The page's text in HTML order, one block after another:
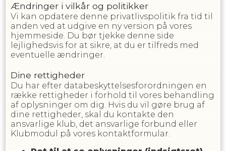
Ændringer i vilkår og politikker
Vi kan opdatere denne privatlivspolitik fra tid til
anden ved at udgive en ny version på vores
hjemmeside. Du bør tjekke denne side
lejlighedsvis for at sikre, at du er tilfreds med
eventuelle ændringer.
Dine rettigheder
Du har efter databeskyttelsesforordningen en
række rettigheder i forhold til vores behandling
af oplysninger om dig. Hvis du vil gøre brug af
dine rettigheder, skal du kontakte den
ansvarlige klub, det ansvarlige forbund eller
Klubmodul på vores kontaktformular.